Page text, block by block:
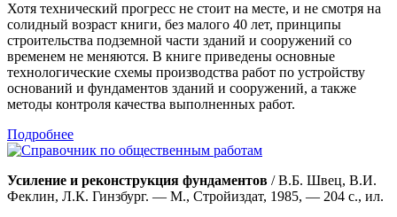
Хотя технический прогресс не стоит на месте, и не смотря на
солидный возраст книги, без малого 40 лет, принципы
строительства подземной части зданий и сооружений со
временем не меняются. В книге приведены основные
технологические схемы производства работ по устройству
оснований и фундаментов зданий и сооружений, а также
методы контроля качества выполненных работ.
Подробнее
Усиление и реконструкция фундаментов / В.Б. Швец, В.И.
Феклин, Л.К. Гинзбург. — М., Стройиздат, 1985, — 204 с., ил.